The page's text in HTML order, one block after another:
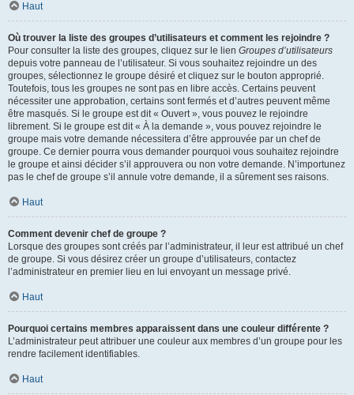
Haut
Où trouver la liste des groupes d’utilisateurs et comment les rejoindre ?
Pour consulter la liste des groupes, cliquez sur le lien Groupes d’utilisateurs
depuis votre panneau de l’utilisateur. Si vous souhaitez rejoindre un des
groupes, sélectionnez le groupe désiré et cliquez sur le bouton approprié.
Toutefois, tous les groupes ne sont pas en libre accès. Certains peuvent
nécessiter une approbation, certains sont fermés et d’autres peuvent même
être masqués. Si le groupe est dit « Ouvert », vous pouvez le rejoindre
librement. Si le groupe est dit « À la demande », vous pouvez rejoindre le
groupe mais votre demande nécessitera d’être approuvée par un chef de
groupe. Ce dernier pourra vous demander pourquoi vous souhaitez rejoindre
le groupe et ainsi décider s’il approuvera ou non votre demande. N’importunez
pas le chef de groupe s’il annule votre demande, il a sûrement ses raisons.
Haut
Comment devenir chef de groupe ?
Lorsque des groupes sont créés par l’administrateur, il leur est attribué un chef
de groupe. Si vous désirez créer un groupe d’utilisateurs, contactez
l’administrateur en premier lieu en lui envoyant un message privé.
Haut
Pourquoi certains membres apparaissent dans une couleur différente ?
L’administrateur peut attribuer une couleur aux membres d’un groupe pour les
rendre facilement identifiables.
Haut